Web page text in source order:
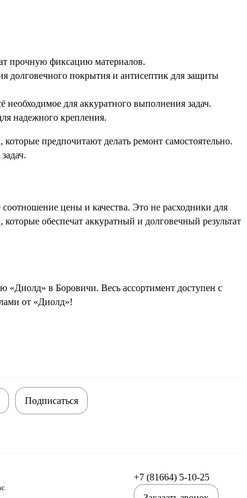
прочную фиксацию материалов.
долговечного покрытия и антисептик для защиты
для аккуратного выполнения задач.
надежного крепления.
предпочитают делать ремонт самостоятельно.
цены и качества. Это не расходники для
обеспечат аккуратный и долговечный результат
«Диолд» в Боровичи. Весь ассортимент доступен с
от «Диолд»!
Подписаться
+7 (81664) 5-10-25